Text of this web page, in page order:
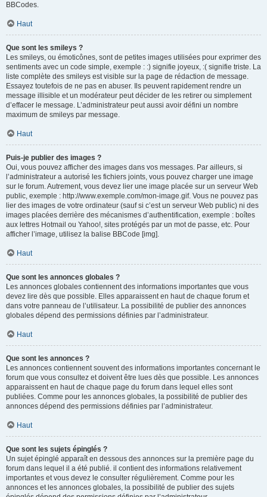
BBCodes.
Haut
Que sont les smileys ?
Les smileys, ou émoticônes, sont de petites images utilisées pour exprimer des
sentiments avec un code simple, exemple : :) signifie joyeux, :( signifie triste. La
liste complète des smileys est visible sur la page de rédaction de message.
Essayez toutefois de ne pas en abuser. Ils peuvent rapidement rendre un
message illisible et un modérateur peut décider de les retirer ou simplement
d’effacer le message. L’administrateur peut aussi avoir défini un nombre
maximum de smileys par message.
Haut
Puis-je publier des images ?
Oui, vous pouvez afficher des images dans vos messages. Par ailleurs, si
l’administrateur a autorisé les fichiers joints, vous pouvez charger une image
sur le forum. Autrement, vous devez lier une image placée sur un serveur Web
public, exemple : http://www.exemple.com/mon-image.gif. Vous ne pouvez pas
lier des images de votre ordinateur (sauf si c’est un serveur Web public) ni des
images placées derrière des mécanismes d’authentification, exemple : boîtes
aux lettres Hotmail ou Yahoo!, sites protégés par un mot de passe, etc. Pour
afficher l’image, utilisez la balise BBCode [img].
Haut
Que sont les annonces globales ?
Les annonces globales contiennent des informations importantes que vous
devez lire dès que possible. Elles apparaissent en haut de chaque forum et
dans votre panneau de l’utilisateur. La possibilité de publier des annonces
globales dépend des permissions définies par l’administrateur.
Haut
Que sont les annonces ?
Les annonces contiennent souvent des informations importantes concernant le
forum que vous consultez et doivent être lues dès que possible. Les annonces
apparaissent en haut de chaque page du forum dans lequel elles sont
publiées. Comme pour les annonces globales, la possibilité de publier des
annonces dépend des permissions définies par l’administrateur.
Haut
Que sont les sujets épinglés ?
Un sujet épinglé apparaît en dessous des annonces sur la première page du
forum dans lequel il a été publié. il contient des informations relativement
importantes et vous devez le consulter régulièrement. Comme pour les
annonces et les annonces globales, la possibilité de publier des sujets